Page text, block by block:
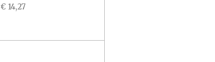
€ 14,27